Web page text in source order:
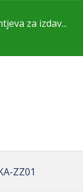
za izdav...
ZZ01